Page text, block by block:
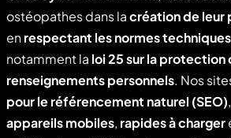
ostéopathes dans lacréation de leur
enrespectant les normes
notamment la loi 25 sur la protection
renseignements personnels. Nos
pour le référencement naturel (SEO),
appareils mobiles, rapides à charger